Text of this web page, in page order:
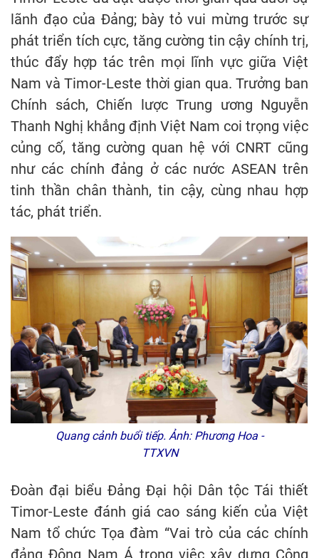
lãnh đạo của Đảng; bày tỏ vui mừng trước sự
phát triển tích cực, tăng cường tin cậy chính trị,
thúc đẩy hợp tác trên mọi lĩnh vực giữa Việt
Nam và Timor-Leste thời gian qua. Trưởng ban
Chính sách, Chiến lược Trung ương Nguyễn
Thanh Nghị khẳng định Việt Nam coi trọng việc
củng cố, tăng cường quan hệ với CNRT cũng
như các chính đảng ở các nước ASEAN trên
tinh thần chân thành, tin cậy, cùng nhau hợp
tác, phát triển.
Quang cảnh buổi tiếp. Ảnh: Phương Hoa -
TTXVN
Đoàn đại biểu Đảng Đại hội Dân tộc Tái thiết
Timor-Leste đánh giá cao sáng kiến của Việt
Nam tổ chức Tọa đàm “Vai trò của các chính
đảng Đông Nam Á trong việc xây dựng Cộng